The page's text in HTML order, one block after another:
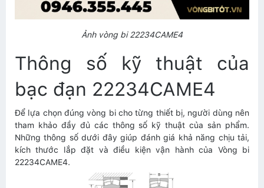
Ảnh vòng bi 22234CAME4
Thông số kỹ thuật của
bạc đạn 22234CAME4
Để lựa chọn đúng vòng bi cho từng thiết bị, người dùng nên
tham khảo đầy đủ các thông số kỹ thuật của sản phẩm.
Những thông số dưới đây giúp đánh giá khả năng chịu tải,
kích thước lắp đặt và điều kiện vận hành của Vòng bi
22234CAME4.